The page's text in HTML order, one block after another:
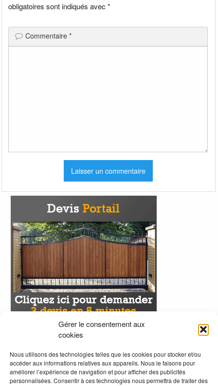
Gérer le consentement aux
cookies
Nous utilisons des technologies telles que les cookies pour stocker et/ou
accéder aux informations relatives aux appareils. Nous le faisons pour
améliorer l’expérience de navigation et pour afficher des publicités
personnalisées. Consentir à ces technologies nous permettra de traiter des
obligatoires sont indiqués avec*
Commentaire*